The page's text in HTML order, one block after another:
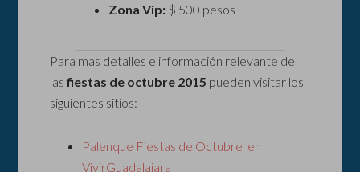
Zona Vip: $ 500 pesos
Para mas detalles e información relevante de
lasfiestas de octubre 2015 pueden visitar los
siguientes sitios:
Palenque Fiestas de Octubre en
VivirGuadalajara